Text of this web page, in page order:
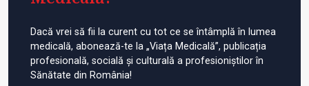
Dacă vrei să fii la curent cu tot ce se întâmplă în lumea
medicală, abonează-te la „Viața Medicală”, publicația
profesională, socială și culturală a profesioniștilor în
Sănătate din România!